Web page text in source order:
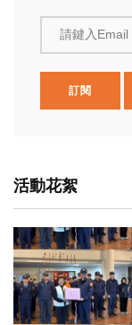
請鍵入Email
訂閱
活動花絮